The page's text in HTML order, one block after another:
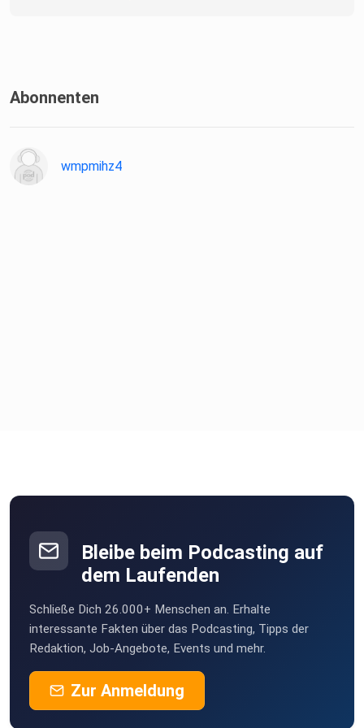
Abonnenten
wmpmihz4
Bleibe beim Podcasting auf
dem Laufenden
Schließe Dich 26.000+ Menschen an. Erhalte
interessante Fakten über das Podcasting, Tipps der
Redaktion, Job-Angebote, Events und mehr.
Zur Anmeldung